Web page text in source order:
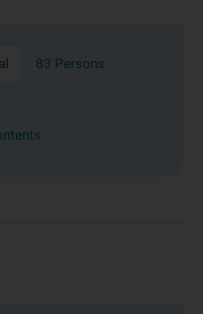
83 Persons